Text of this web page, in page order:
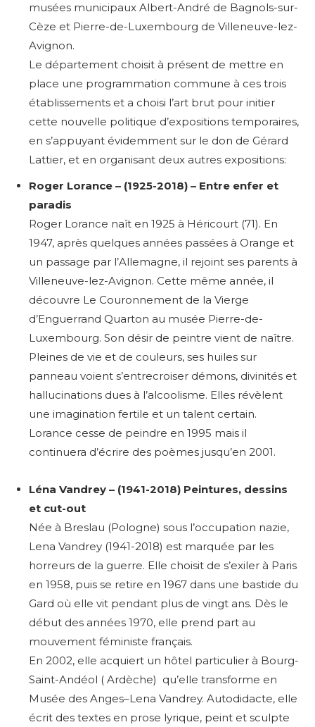
musées municipaux Albert-André de Bagnols-sur-
Cèze et Pierre-de-Luxembourg de Villeneuve-lez-
Avignon.
Le département choisit à présent de mettre en
place une programmation commune à ces trois
établissements et a choisi l’art brut pour initier
cette nouvelle politique d’expositions temporaires,
en s’appuyant évidemment sur le don de Gérard
Lattier, et en organisant deux autres expositions:
Roger Lorance – (1925-2018) – Entre enfer et
paradis
Roger Lorance naît en 1925 à Héricourt (71). En
1947, après quelques années passées à Orange et
un passage par l’Allemagne, il rejoint ses parents à
Villeneuve-lez-Avignon. Cette même année, il
découvre Le Couronnement de la Vierge
d’Enguerrand Quarton au musée Pierre-de-
Luxembourg. Son désir de peintre vient de naître.
Pleines de vie et de couleurs, ses huiles sur
panneau voient s’entrecroiser démons, divinités et
hallucinations dues à l’alcoolisme. Elles révèlent
une imagination fertile et un talent certain.
Lorance cesse de peindre en 1995 mais il
continuera d’écrire des poèmes jusqu’en 2001.
Léna Vandrey – (1941-2018) Peintures, dessins
et cut-out
Née à Breslau (Pologne) sous l’occupation nazie,
Lena Vandrey (1941-2018) est marquée par les
horreurs de la guerre. Elle choisit de s’exiler à Paris
en 1958, puis se retire en 1967 dans une bastide du
Gard où elle vit pendant plus de vingt ans. Dès le
début des années 1970, elle prend part au
mouvement féministe français.
En 2002, elle acquiert un hôtel particulier à Bourg-
Saint-Andéol ( Ardèche) qu’elle transforme en
Musée des Anges–Lena Vandrey. Autodidacte, elle
écrit des textes en prose lyrique, peint et sculpte